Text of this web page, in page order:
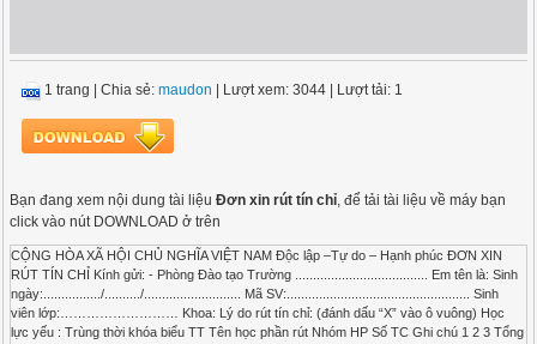
1 trang |Chia sẻ:maudon | Lượt xem: 3044 | Lượt tải: 1
Bạn đang xem nội dung tài liệuĐơn xin rút tín chỉ, để tải tài liệu về máy bạn
click vào nút DOWNLOAD ở trên
CỘNG HÒA XÃ HỘI CHỦ NGHĨA VIỆT NAM Độc lập –Tự do – Hạnh phúc ĐƠN XIN
RÚT TÍN CHỈ Kính gửi: - Phòng Đào tạo Trường ..................................... Em tên là: Sinh
ngày:................/........../........................... Mã SV:................................................... Sinh
viên lớp:……………………… Khoa: Lý do rút tín chỉ: (đánh dấu “X” vào ô vuông) Học
lực yếu : Trùng thời khóa biểu TT Tên học phần rút Nhóm HP Số TC Ghi chú 1 2 3 Tổng